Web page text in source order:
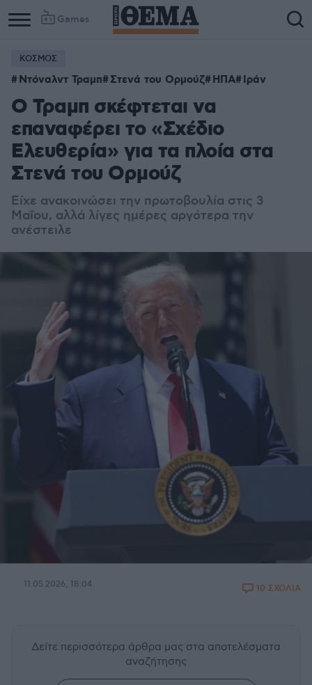
Games
ΚΟΣΜΟΣ
Ντόναλντ Τραμπ Στενά του Ορμούζ ΗΠΑ Ιράν
Ο Τραμπ σκέφτεται να
επαναφέρει το «Σχέδιο
Ελευθερία» για τα πλοία στα
Στενά του Ορμούζ
Είχε ανακοινώσει την πρωτοβουλία στις 3
Μαΐου, αλλά λίγες ημέρες αργότερα την
ανέστειλε
11.05.2026, 18:04 10 ΣΧΟΛΙΑ
Δείτε περισσότερα άρθρα μας στα αποτελέσματα
αναζήτησης